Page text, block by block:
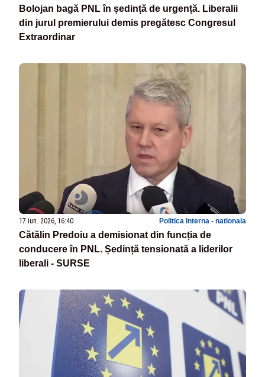
Bolojan bagă PNL în ședință de urgență. Liberalii
din jurul premierului demis pregătesc Congresul
Extraordinar
17 iun. 2026, 16:40 Politica Interna - nationala
Cătălin Predoiu a demisionat din funcția de
conducere în PNL. Ședință tensionată a liderilor
liberali - SURSE